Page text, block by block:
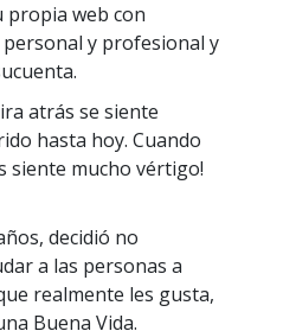
propia web con
y profesional y
atrás se siente
hasta hoy. Cuando
siente mucho vértigo!
decidió no
a las personas a
realmente les gusta,
Buena Vida.